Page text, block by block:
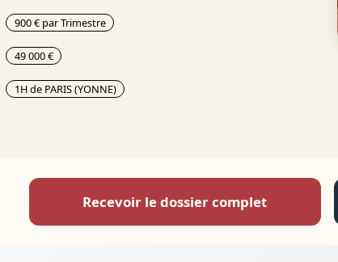
900 € par Trimestre
49 000 €
1H de PARIS (YONNE)
Recevoir le dossier complet